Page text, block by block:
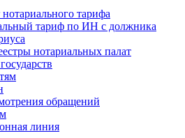
нотариального тарифа
тариф по ИН с должника
нотариальных палат
обращений
линия